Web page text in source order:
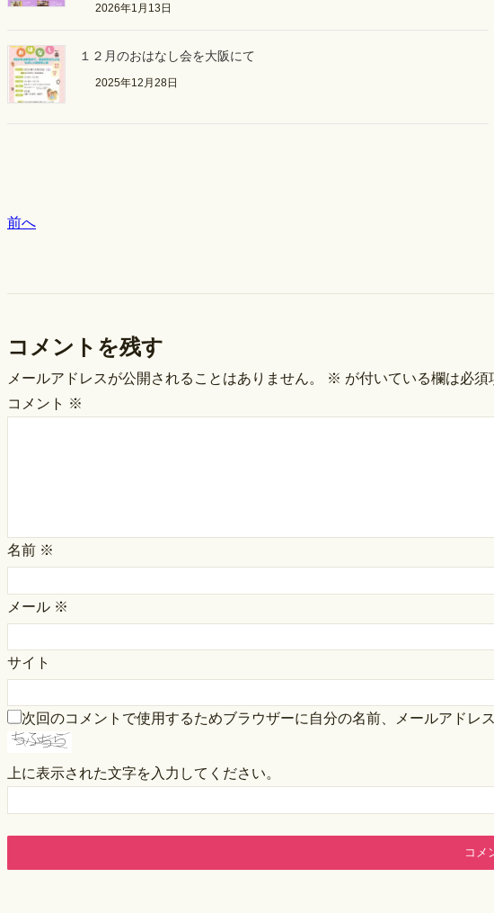
2026年1月13日
１２月のおはなし会を大阪にて
2025年12月28日
前へ
コメントを残す
メールアドレスが公開されることはありません。 ※ が付いている欄は必須
コメント ※
名前 ※
メール ※
サイト
次回のコメントで使用するためブラウザーに自分の名前、メールアドレ
上に表示された文字を入力してください。